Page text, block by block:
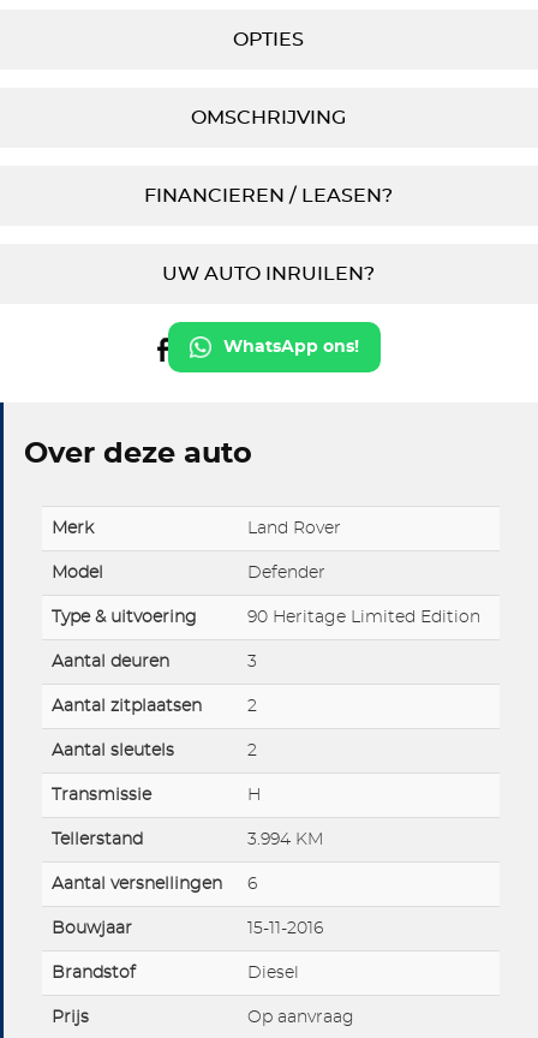
OPTIES
OMSCHRIJVING
FINANCIEREN / LEASEN?
UW AUTO INRUILEN?
WhatsApp ons!
Over deze auto
Merk Land Rover
Model Defender
Type & uitvoering 90 Heritage Limited Edition
Aantal deuren 3
Aantal zitplaatsen 2
Aantal sleutels 2
Transmissie H
Tellerstand 3.994 KM
Aantal versnellingen 6
Bouwjaar 15-11-2016
Brandstof Diesel
Prijs Op aanvraag